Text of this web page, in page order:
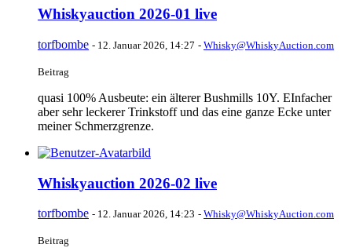
Whiskyauction 2026-01 live
torfbombe - 12. Januar 2026, 14:27 - Whisky@WhiskyAuction.com
Beitrag
quasi 100% Ausbeute: ein älterer Bushmills 10Y. EInfacher
aber sehr leckerer Trinkstoff und das eine ganze Ecke unter
meiner Schmerzgrenze.
Whiskyauction 2026-02 live
torfbombe - 12. Januar 2026, 14:23 - Whisky@WhiskyAuction.com
Beitrag